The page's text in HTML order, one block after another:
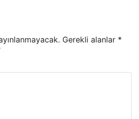
Gerekli alanlar *